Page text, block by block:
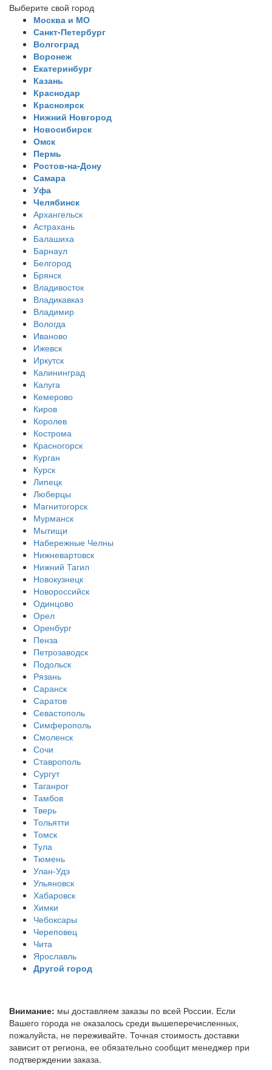
Выберите свой город
Москва и МО
Санкт-Петербург
Волгоград
Воронеж
Екатеринбург
Казань
Краснодар
Красноярск
Нижний Новгород
Новосибирск
Омск
Пермь
Ростов-на-Дону
Самара
Уфа
Челябинск
Архангельск
Астрахань
Балашиха
Барнаул
Белгород
Брянск
Владивосток
Владикавказ
Владимир
Вологда
Иваново
Ижевск
Иркутск
Калининград
Калуга
Кемерово
Киров
Королев
Кострома
Красногорск
Курган
Курск
Липецк
Люберцы
Магнитогорск
Мурманск
Мытищи
Набережные Челны
Нижневартовск
Нижний Тагил
Новокузнецк
Новороссийск
Одинцово
Орел
Оренбург
Пенза
Петрозаводск
Подольск
Рязань
Саранск
Саратов
Севастополь
Симферополь
Смоленск
Сочи
Ставрополь
Сургут
Таганрог
Тамбов
Тверь
Тольятти
Томск
Тула
Тюмень
Улан-Удэ
Ульяновск
Хабаровск
Химки
Чебоксары
Череповец
Чита
Ярославль
Другой город
Внимание: мы доставляем заказы по всей России. Если
Вашего города не оказалось среди вышеперечисленных,
пожалуйста, не переживайте. Точная стоимость доставки
зависит от региона, ее обязательно сообщит менеджер при
подтверждении заказа.